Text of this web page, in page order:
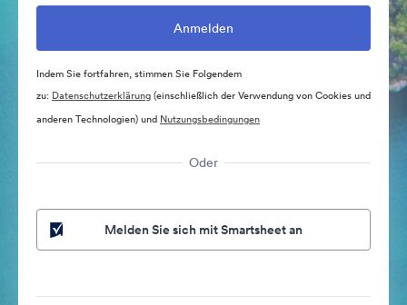
Indem Sie fortfahren, stimmen Sie Folgendem
zu: Datenschutzerklärung(einschließlich der Verwendung von Cookies und
anderen Technologien) und Nutzungsbedingungen
Oder
Melden Sie sich mit Smartsheet an